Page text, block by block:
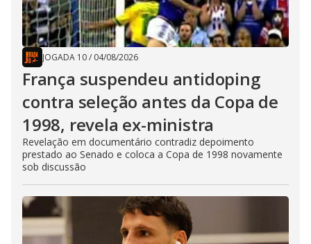
JOGADA 10/ 04/08/2026
França suspendeu antidoping
contra seleção antes da Copa de
1998, revela ex-ministra
Revelação em documentário contradiz depoimento
prestado ao Senado e coloca a Copa de 1998 novamente
sob discussão